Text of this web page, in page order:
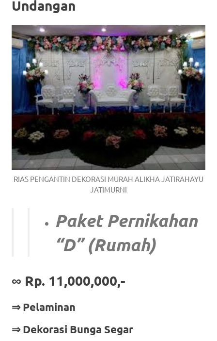
Undangan
RIAS PENGANTIN DEKORASI MURAH ALIKHA JATIRAHAYU
JATIMURNI
Paket Pernikahan
“D” (Rumah)
∞ Rp. 11,000,000,-
⇒ Pelaminan
⇒ Dekorasi Bunga Segar